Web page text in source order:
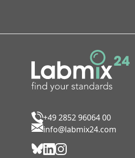
+49 2852 96064 00
info@labmix24.com